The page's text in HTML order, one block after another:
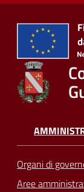
Seguici
Organi di
Aree